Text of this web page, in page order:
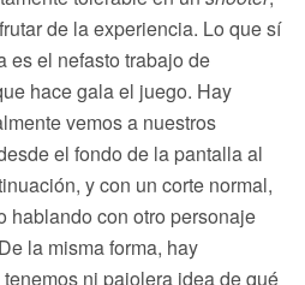
de la experiencia. Lo que sí
es el nefasto trabajo de
hace gala el juego. Hay
vemos a nuestros
el fondo de la pantalla al
y con un corte normal,
hablando con otro personaje
la misma forma, hay
ni pajolera idea de qué